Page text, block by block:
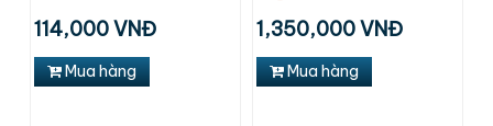
114,000 VNĐ
Mua hàng
1,350,000 VNĐ
Mua hàng